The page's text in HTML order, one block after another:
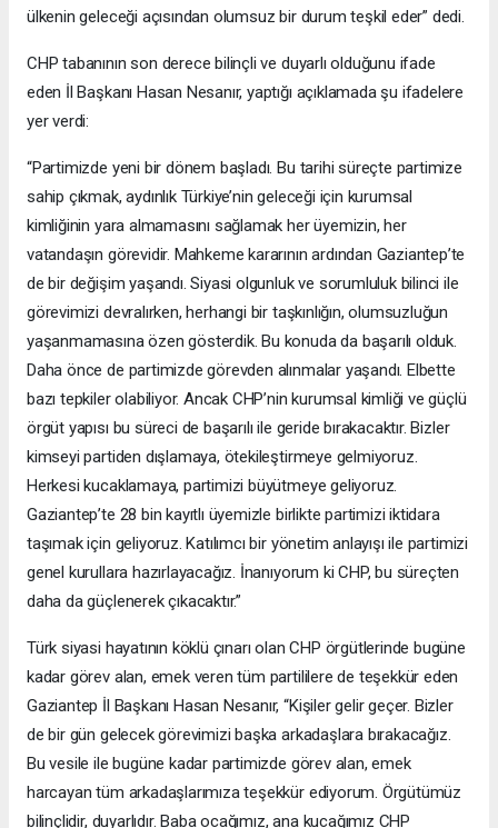
ülkenin geleceği açısından olumsuz bir durum teşkil eder” dedi.
CHP tabanının son derece bilinçli ve duyarlı olduğunu ifade
eden İl Başkanı Hasan Nesanır, yaptığı açıklamada şu ifadelere
yer verdi:
“Partimizde yeni bir dönem başladı. Bu tarihi süreçte partimize
sahip çıkmak, aydınlık Türkiye’nin geleceği için kurumsal
kimliğinin yara almamasını sağlamak her üyemizin, her
vatandaşın görevidir. Mahkeme kararının ardından Gaziantep’te
de bir değişim yaşandı. Siyasi olgunluk ve sorumluluk bilinci ile
görevimizi devralırken, herhangi bir taşkınlığın, olumsuzluğun
yaşanmamasına özen gösterdik. Bu konuda da başarılı olduk.
Daha önce de partimizde görevden alınmalar yaşandı. Elbette
bazı tepkiler olabiliyor. Ancak CHP’nin kurumsal kimliği ve güçlü
örgüt yapısı bu süreci de başarılı ile geride bırakacaktır. Bizler
kimseyi partiden dışlamaya, ötekileştirmeye gelmiyoruz.
Herkesi kucaklamaya, partimizi büyütmeye geliyoruz.
Gaziantep’te 28 bin kayıtlı üyemizle birlikte partimizi iktidara
taşımak için geliyoruz. Katılımcı bir yönetim anlayışı ile partimizi
genel kurullara hazırlayacağız. İnanıyorum ki CHP, bu süreçten
daha da güçlenerek çıkacaktır.”
Türk siyasi hayatının köklü çınarı olan CHP örgütlerinde bugüne
kadar görev alan, emek veren tüm partililere de teşekkür eden
Gaziantep İl Başkanı Hasan Nesanır, “Kişiler gelir geçer. Bizler
de bir gün gelecek görevimizi başka arkadaşlara bırakacağız.
Bu vesile ile bugüne kadar partimizde görev alan, emek
harcayan tüm arkadaşlarımıza teşekkür ediyorum. Örgütümüz
bilinçlidir, duyarlıdır. Baba ocağımız, ana kucağımız CHP